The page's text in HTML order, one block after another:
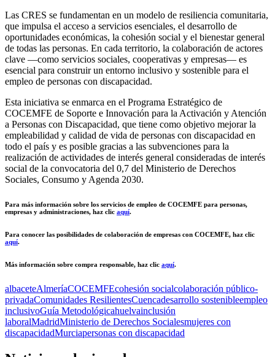
Las CRES se fundamentan en un modelo de resiliencia comunitaria,
que impulsa el acceso a servicios esenciales, el desarrollo de
oportunidades económicas, la cohesión social y el bienestar general
de todas las personas. En cada territorio, la colaboración de actores
clave —como servicios sociales, cooperativas y empresas— es
esencial para construir un entorno inclusivo y sostenible para el
empleo de personas con discapacidad.
Esta iniciativa se enmarca en el Programa Estratégico de
COCEMFE de Soporte e Innovación para la Activación y Atención
a Personas con Discapacidad, que tiene como objetivo mejorar la
empleabilidad y calidad de vida de personas con discapacidad en
todo el país y es posible gracias a las subvenciones para la
realización de actividades de interés general consideradas de interés
social de la convocatoria del 0,7 del Ministerio de Derechos
Sociales, Consumo y Agenda 2030.
Para más información sobre los servicios de empleo de COCEMFE para personas,
empresas y administraciones, haz clic aquí.
Para conocer las posibilidades de colaboración de empresas con COCEMFE, haz clic
aquí.
Más información sobre compra responsable, haz clic aquí.
albaceteAlmeríaCOCEMFEcohesión socialcolaboración público-
privadaComunidades ResilientesCuencadesarrollo sostenibleempleo
inclusivoGuía Metodológicahuelvainclusión
laboralMadridMinisterio de Derechos Socialesmujeres con
discapacidadMurciapersonas con discapacidad